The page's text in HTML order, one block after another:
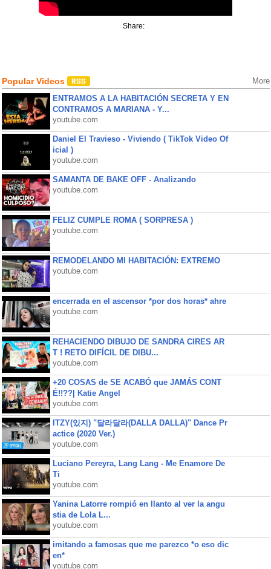
Share:
Popular Videos More
ENTRAMOS A LA HABITACIÓN SECRETA Y EN
CONTRAMOS A MARIANA - Y...
youtube.com
Daniel El Travieso - Viviendo ( TikTok Video Of
icial )
youtube.com
SAMANTA DE BAKE OFF - Analizando
youtube.com
FELIZ CUMPLE ROMA ( SORPRESA )
youtube.com
REMODELANDO MI HABITACIÓN: EXTREMO
youtube.com
encerrada en el ascensor *por dos horas* ahre
youtube.com
REHACIENDO DIBUJO DE SANDRA CIRES AR
T ! RETO DIFÍCIL DE DIBU...
youtube.com
+20 COSAS de SE ACABÓ que JAMÁS CONT
É!!??| Katie Angel
youtube.com
ITZY(있지) "달라달라(DALLA DALLA)" Dance Pr
actice (2020 Ver.)
youtube.com
Luciano Pereyra, Lang Lang - Me Enamore De
Ti
youtube.com
Yanina Latorre rompió en llanto al ver la angu
stia de Lola L...
youtube.com
imitando a famosas que me parezco *o eso dic
en*
youtube.com